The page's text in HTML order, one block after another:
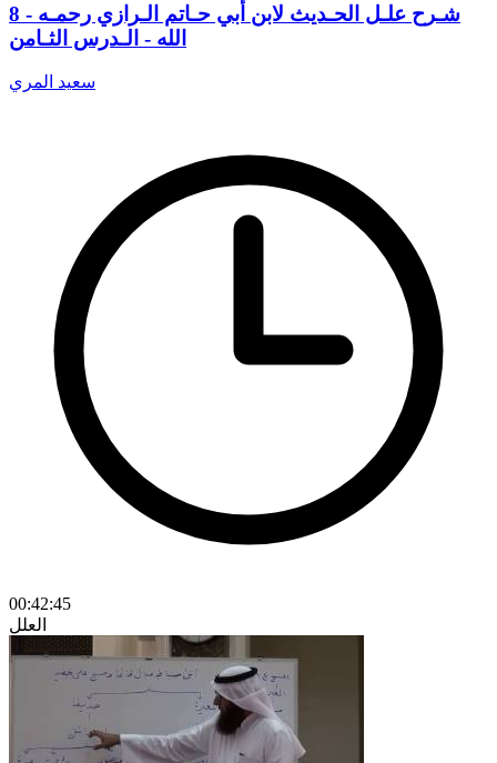
8 - شـرح علـل الحـديث لابن أبي حـاتم الـرازي رحمـه
الله - الـدرس الثـامن
سعيد المري
00:42:45
العلل